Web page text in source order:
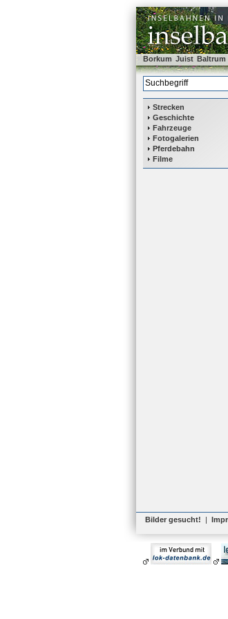
Borkum Juist Baltrum
Strecken
Geschichte
Fahrzeuge
Fotogalerien
Pferdebahn
Filme
Bilder gesucht! |